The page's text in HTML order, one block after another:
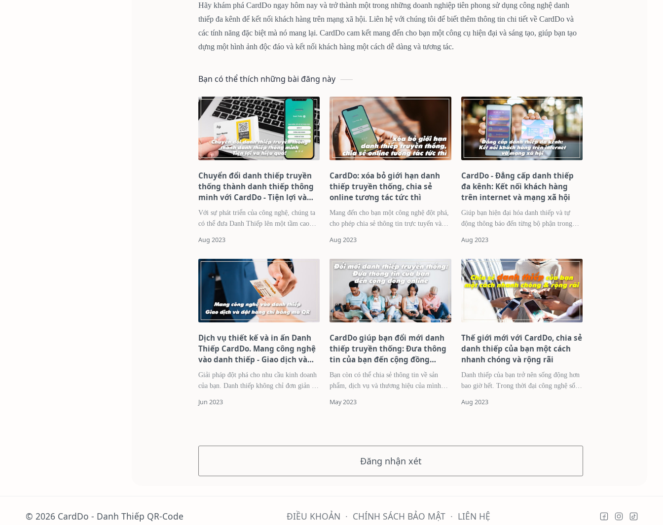
Hãy khám phá CardDo ngay hôm nay và trở thành một trong những doanh nghiệp tiên phong sử dụng công nghệ danh
thiếp đa kênh để kết nối khách hàng trên mạng xã hội. Liên hệ với chúng tôi để biết thêm thông tin chi tiết về CardDo và
các tính năng đặc biệt mà nó mang lại. CardDo cam kết mang đến cho bạn một công cụ hiện đại và sáng tạo, giúp bạn tạo
dựng một hình ảnh độc đáo và kết nối khách hàng một cách dễ dàng và tương tác.
Bạn có thể thích những bài đăng này
Chuyển đổi danh thiếp truyền
thống thành danh thiếp thông
minh với CardDo - Tiện lợi và
hiệu quả!
Với sự phát triển của công nghệ, chúng ta
có thể đưa Danh Thiếp lên một tầm cao
công cụ quan trọng trong việc giới thiệu
CardDo: xóa bỏ giới hạn danh
thiếp truyền thống, chia sẻ
online tương tác tức thì
Mang đến cho bạn một công nghệ đột phá,
cho phép chia sẻ thông tin trực tuyến và
số và tích hợp mạng xã hội, danh t…
CardDo - Đẳng cấp danh thiếp
đa kênh: Kết nối khách hàng
trên internet và mạng xã hội
Giúp bạn hiện đại hóa danh thiếp và tự
động thông báo đến từng bộ phận trong
liên lạc. Trong một thế giới kỹ thuật số
Dịch vụ thiết kế và in ấn Danh
Thiếp CardDo. Mang công nghệ
vào danh thiếp - Giao dịch và
đặt hàng chỉ bằng mã QR
Giải pháp đột phá cho nhu cầu kinh doanh
của bạn. Danh thiếp không chỉ đơn giản là
nó đã trở thành một công cụ kết nối mạnh
CardDo giúp bạn đổi mới danh
thiếp truyền thống: Đưa thông
tin của bạn đến cộng đồng
online
Bạn còn có thể chia sẻ thông tin về sản
phẩm, dịch vụ và thương hiệu của mình
tiện lợi. Trong thời đại số hóa và hiện đại
Thế giới mới với CardDo, chia sẻ
danh thiếp của bạn một cách
nhanh chóng và rộng rãi
Danh thiếp của bạn trở nên sống động hơn
bao giờ hết. Trong thời đại công nghệ số
cận khách hàng là yếu tố quan trọng để
Đăng nhận xét
© 2026 CardDo - Danh Thiếp QR-Code ĐIỀU KHOẢN CHÍNH SÁCH BẢO MẬT LIÊN HỆ